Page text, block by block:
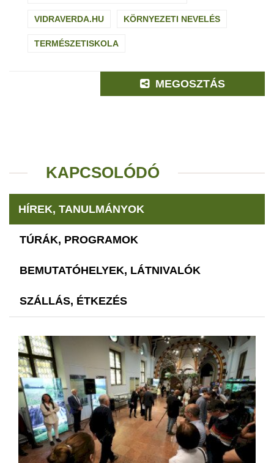
VIDRAVERDA.HU KÖRNYEZETI NEVELÉS
TERMÉSZETISKOLA
MEGOSZTÁS
KAPCSOLÓDÓ
HÍREK, TANULMÁNYOK
TÚRÁK, PROGRAMOK
BEMUTATÓHELYEK, LÁTNIVALÓK
SZÁLLÁS, ÉTKEZÉS